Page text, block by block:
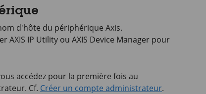
d'hôte du périphérique Axis.
AXIS IP Utility ou AXIS Device Manager pour
accédez pour la première fois au
Cf. Créer un compte administrateur.